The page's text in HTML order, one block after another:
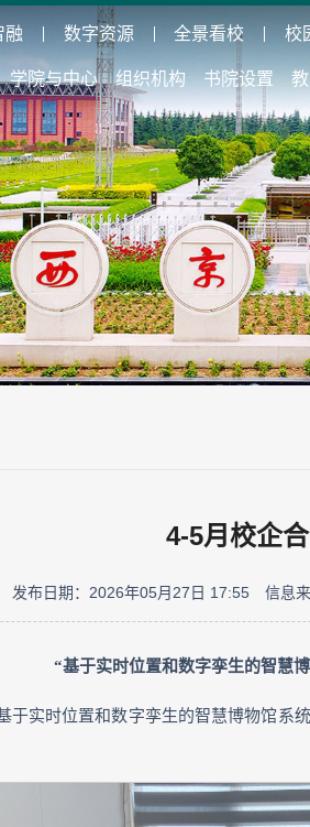
融 数字资源 全景看校 校
学院与中心 组织机构 书院设置
4-5月校企
发布日期：2026年05月27日 17:55 信息
“基于实时位置和数字孪生的智慧
实时位置和数字孪生的智慧博物馆